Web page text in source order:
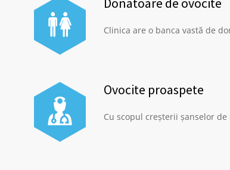
Clinica are o banca vastă de
Ovocite proaspete
Cu scopul creșterii șanselor